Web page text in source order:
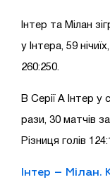
Інтер та Мілан
у Інтера, 59
260:250.
В Серії А Інтер у
рази, 30 матчів
Різниця голів
Інтер – Мілан.